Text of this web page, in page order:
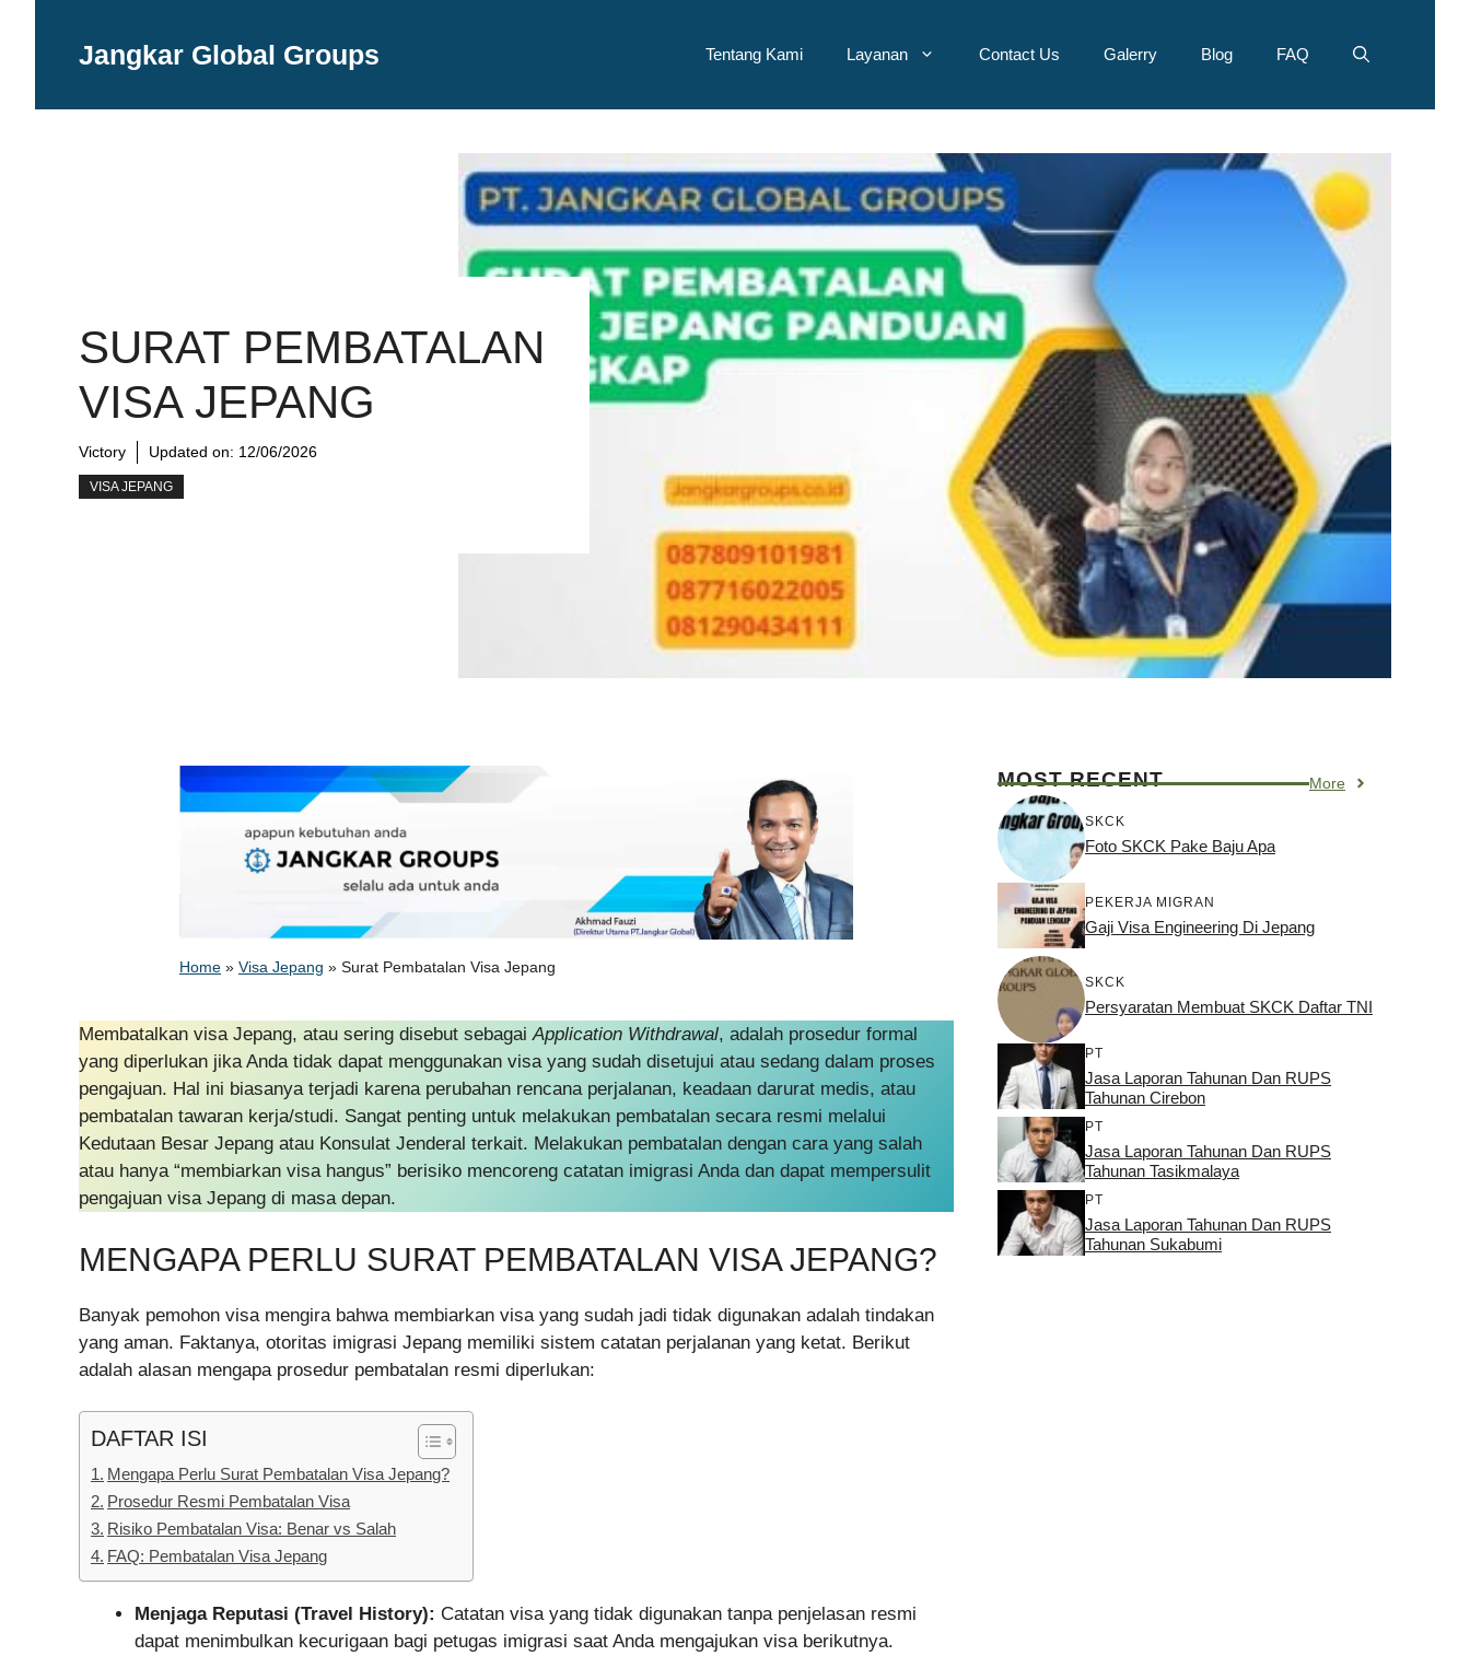
Jangkar Global Groups Tentang Kami Layanan Contact Us Galerry Blog FAQ
SURAT PEMBATALAN
VISA JEPANG
Victory Updated on: 12/06/2026
VISA JEPANG
Home » Visa Jepang » Surat Pembatalan Visa Jepang
Membatalkan visa Jepang, atau sering disebut sebagaiApplication Withdrawal, adalah prosedur formal
yang diperlukan jika Anda tidak dapat menggunakan visa yang sudah disetujui atau sedang dalam proses
pengajuan. Hal ini biasanya terjadi karena perubahan rencana perjalanan, keadaan darurat medis, atau
pembatalan tawaran kerja/studi. Sangat penting untuk melakukan pembatalan secara resmi melalui
Kedutaan Besar Jepang atau Konsulat Jenderal terkait. Melakukan pembatalan dengan cara yang salah
atau hanya “membiarkan visa hangus” berisiko mencoreng catatan imigrasi Anda dan dapat mempersulit
pengajuan visa Jepang di masa depan.
MENGAPA PERLU SURAT PEMBATALAN VISA JEPANG?
Banyak pemohon visa mengira bahwa membiarkan visa yang sudah jadi tidak digunakan adalah tindakan
yang aman. Faktanya, otoritas imigrasi Jepang memiliki sistem catatan perjalanan yang ketat. Berikut
adalah alasan mengapa prosedur pembatalan resmi diperlukan:
DAFTAR ISI
Mengapa Perlu Surat Pembatalan Visa Jepang?
Prosedur Resmi Pembatalan Visa
Risiko Pembatalan Visa: Benar vs Salah
FAQ: Pembatalan Visa Jepang
Menjaga Reputasi (Travel History): Catatan visa yang tidak digunakan tanpa penjelasan resmi
dapat menimbulkan kecurigaan bagi petugas imigrasi saat Anda mengajukan visa berikutnya.
MOST RECENT More
SKCK
Foto SKCK Pake Baju Apa
PEKERJA MIGRAN
Gaji Visa Engineering Di Jepang
SKCK
Persyaratan Membuat SKCK Daftar TNI
PT
Jasa Laporan Tahunan Dan RUPS
Tahunan Cirebon
PT
Jasa Laporan Tahunan Dan RUPS
Tahunan Tasikmalaya
PT
Jasa Laporan Tahunan Dan RUPS
Tahunan Sukabumi